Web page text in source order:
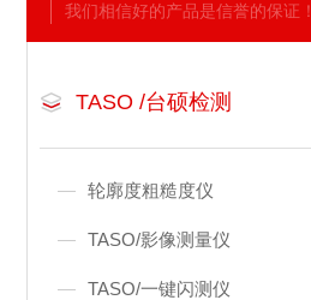
我们相信好的产品是信誉的保证！
TASO /台硕检测
轮廓度粗糙度仪
TASO/影像测量仪
TASO/一键闪测仪